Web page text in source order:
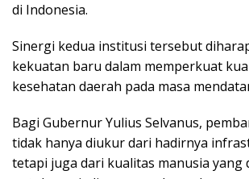
di Indonesia.
Sinergi kedua institusi tersebut
kekuatan baru dalam memperkuat
kesehatan daerah pada masa
Bagi Gubernur Yulius Selvanus,
tidak hanya diukur dari hadirnya
tetapi juga dari kualitas manusia yang